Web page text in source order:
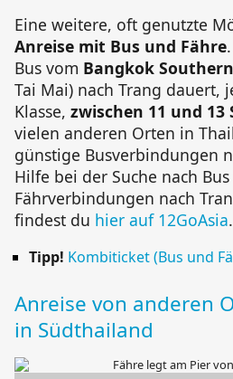
Eine weitere, oft genutzte
Anreise mit Bus und Fähre
Bus vom Bangkok
Tai Mai) nach Trang dauert,
Klasse, zwischen 11 und 13
vielen anderen Orten in
günstige Busverbindungen
Hilfe bei der Suche nach
Fährverbindungen nach
findest du hier auf 12GoAsia.
Tipp! Kombiticket (Bus und
Anreise von anderen
in Südthailand